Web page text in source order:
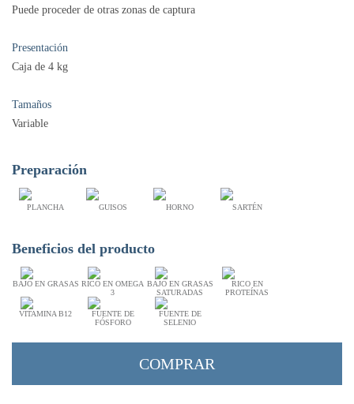
Puede proceder de otras zonas de captura
Presentación
Caja de 4 kg
Tamaños
Variable
Preparación
PLANCHA GUISOS HORNO SARTÉN
Beneficios del producto
BAJO EN GRASAS RICO EN OMEGA
3
BAJO EN GRASAS
SATURADAS
RICO EN
PROTEÍNAS
VITAMINA B12
FUENTE DE
FÓSFORO
FUENTE DE
SELENIO
COMPRAR